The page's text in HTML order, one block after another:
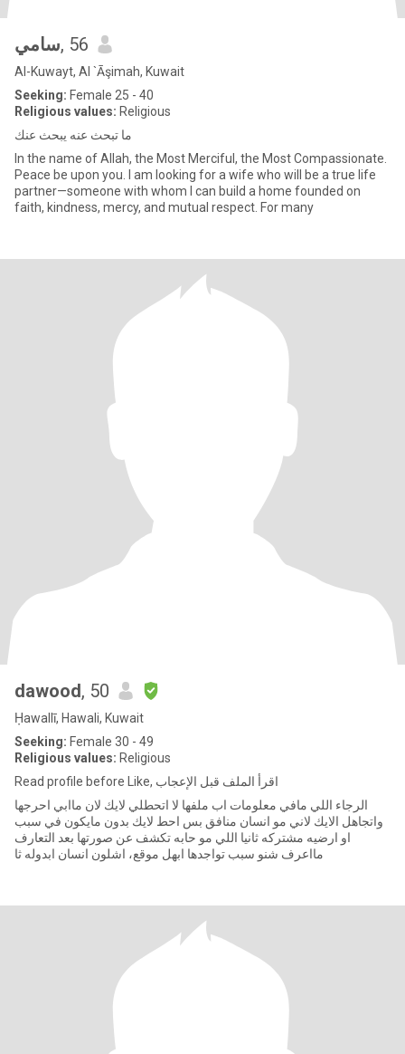
سامي, 56
Al-Kuwayt, Al `Āşimah, Kuwait
Seeking: Female 25 - 40
Religious values: Religious
ما تبحث عنه يبحث عنك
In the name of Allah, the Most Merciful, the Most Compassionate.
Peace be upon you. I am looking for a wife who will be a true life
partner—someone with whom I can build a home founded on
faith, kindness, mercy, and mutual respect. For many
dawood, 50
Ḥawallī, Hawali, Kuwait
Seeking: Female 30 - 49
Religious values: Religious
Read profile before Like, اقرأ الملف قبل الإعجاب
الرجاء اللي مافي معلومات اب ملفها لا اتحطلي لايك لان ماابي احرجها
واتجاهل الايك لاني مو انسان منافق بس احط لايك بدون مايكون في سبب
او ارضيه مشتركه ثانيا اللي مو حابه تكشف عن صورتها بعد التعارف
مااعرف شنو سبب تواجدها ابهل موقع، اشلون انسان ابدوله ثا